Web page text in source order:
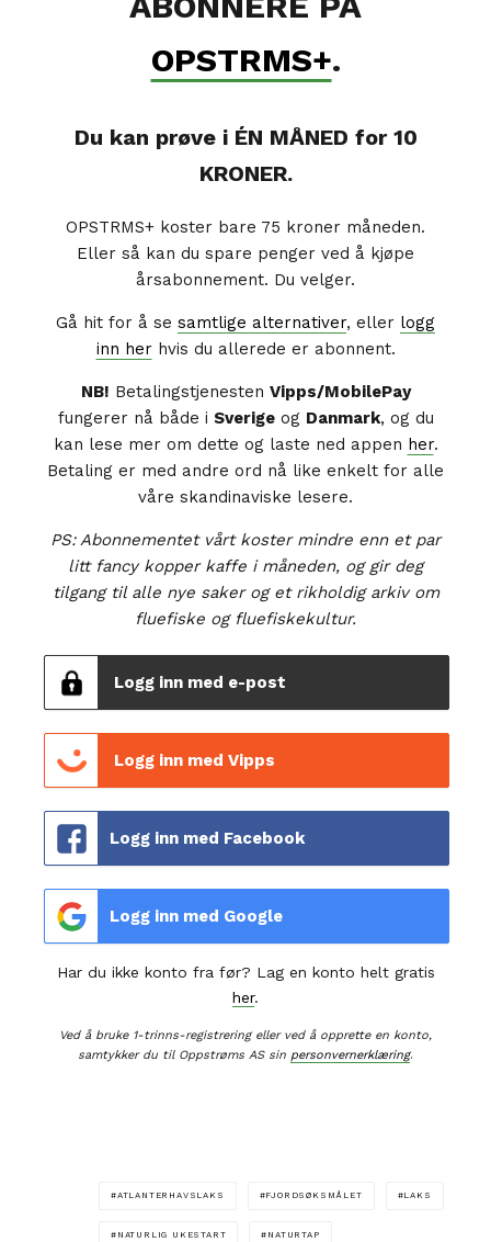
OPSTRMS+.
Du kan prøve i ÉN MÅNED for 10
KRONER.
OPSTRMS+ koster bare 75 kroner måneden.
Eller så kan du spare penger ved å kjøpe
årsabonnement. Du velger.
Gå hit for å se samtlige alternativer, eller logg
inn herhvis du allerede er abonnent.
NB! Betalingstjenesten Vipps/MobilePay
fungerer nå både i Sverigeog Danmark, og du
kan lese mer om dette og laste ned appen her.
Betaling er med andre ord nå like enkelt for alle
våre skandinaviske lesere.
PS: Abonnementet vårt koster mindre enn et par
litt fancy kopper kaffe i måneden, og gir deg
tilgang til alle nye saker og et rikholdig arkiv om
fluefiske og fluefiskekultur.
Logg inn med e-post
Logg inn med Vipps
Logg inn med Facebook
Logg inn med Google
Har du ikke konto fra før? Lag en konto helt gratis
her.
Ved å bruke 1-trinns-registrering eller ved å opprette en konto,
samtykker du til Oppstrøms AS sin personvernerklæring.
ATLANTERHAVSLAKS FJORDSØKSMÅLET LAKS
NATURLIG UKESTART NATURTAP